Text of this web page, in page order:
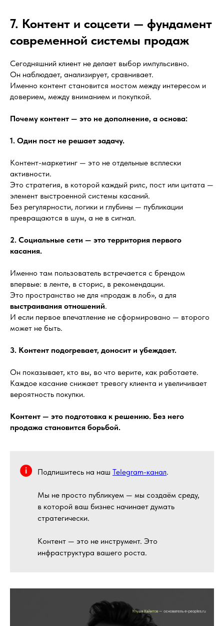
7. Контент и соцсети — фундамент
современной системы продаж
Сегодняшний клиент не делает выбор импульсивно.
Он наблюдает, анализирует, сравнивает.
Именно контент становится мостом между интересом и
доверием, между вниманием и покупкой.
Почему контент — это не дополнение, а основа:
1. Один пост не решает задачу.
Контент-маркетинг — это не отдельные всплески
активности.
Это стратегия, в которой каждый рилс, пост или цитата —
элемент выстроенной системы касаний.
Без регулярности, логики и глубины — публикации
превращаются в шум, а не в сигнал.
2. Социальные сети — это территория первого
касания.
Именно там пользователь встречается с брендом
впервые: в ленте, в сторис, в рекомендации.
Это пространство не для «продаж в лоб», а для
выстраивания отношений.
И если первое впечатление не сформировано — второго
может не быть.
3. Контент подогревает, доносит и убеждает.
Он показывает, кто вы, во что верите, как работаете.
Каждое касание снижает тревогу клиента и увеличивает
вероятность покупки.
Контент — это подготовка к решению. Без него
продажа становится борьбой.
Подпишитесь на наш Telegram-канал.
Мы не просто публикуем — мы создаём среду,
в которой ваш бизнес начинает думать
стратегически.
Контент — это не инструмент. Это
инфраструктура вашего роста.